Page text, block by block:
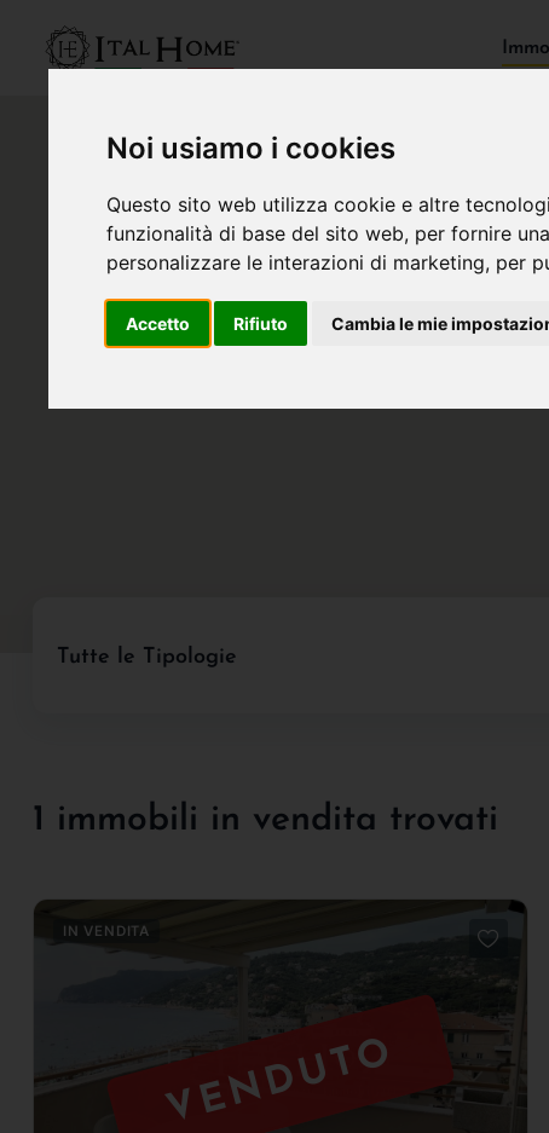
Noi usiamo i cookies
Questo sito web utilizza cookie e altre
funzionalità di base del sito web, per fornire
personalizzare le interazioni di marketing, per
Accetto Rifiuto Cambia le mie
Tutte le Tipologie
1 immobili in vendita trovati
VENDUTO
IN VENDITA